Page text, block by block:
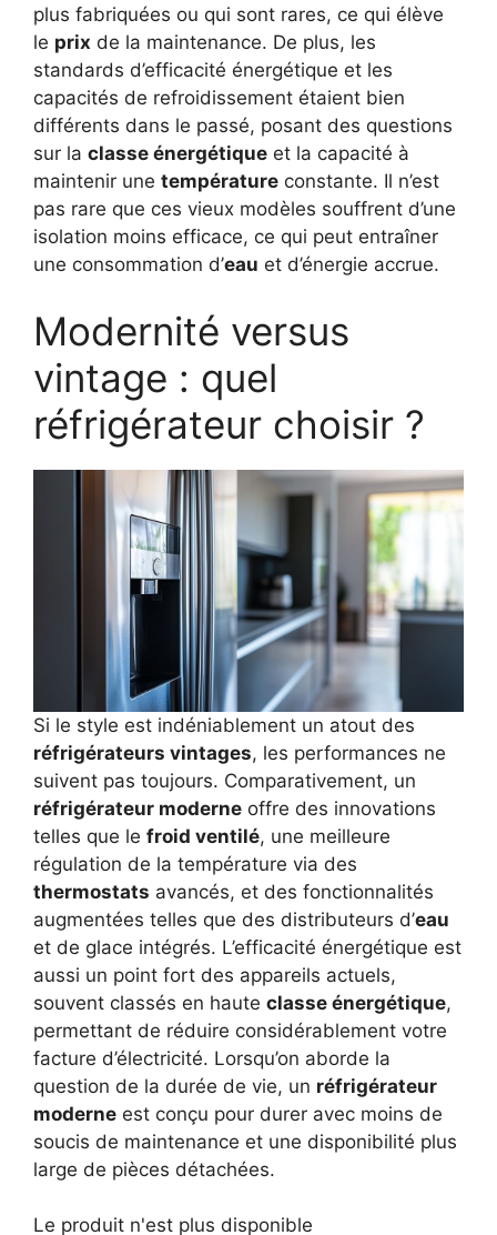
plus fabriquées ou qui sont rares, ce qui élève
le prix de la maintenance. De plus, les
standards d’efficacité énergétique et les
capacités de refroidissement étaient bien
différents dans le passé, posant des questions
sur la classe énergétique et la capacité à
maintenir une température constante. Il n’est
pas rare que ces vieux modèles souffrent d’une
isolation moins efficace, ce qui peut entraîner
une consommation d’eau et d’énergie accrue.
Modernité versus
vintage : quel
réfrigérateur choisir ?
Si le style est indéniablement un atout des
réfrigérateurs vintages, les performances ne
suivent pas toujours. Comparativement, un
réfrigérateur moderne offre des innovations
telles que le froid ventilé, une meilleure
régulation de la température via des
thermostats avancés, et des fonctionnalités
augmentées telles que des distributeurs d’eau
et de glace intégrés. L’efficacité énergétique est
aussi un point fort des appareils actuels,
souvent classés en haute classe énergétique,
permettant de réduire considérablement votre
facture d’électricité. Lorsqu’on aborde la
question de la durée de vie, un réfrigérateur
moderne est conçu pour durer avec moins de
soucis de maintenance et une disponibilité plus
large de pièces détachées.
Le produit n'est plus disponible